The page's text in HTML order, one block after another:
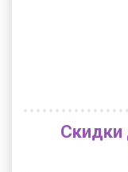
Скидки